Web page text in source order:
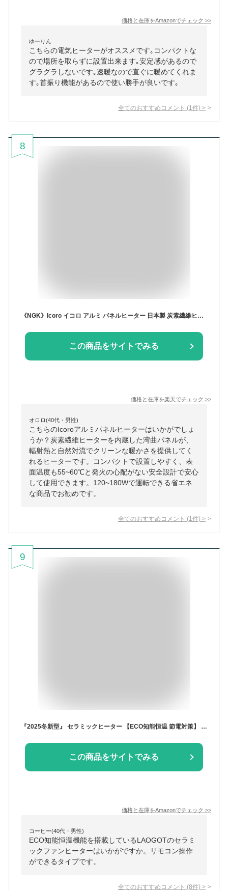
価格と在庫をAmazonでチェック >>
ゆーりん
こちらの電気ヒーターがオススメです｡コンパクトな
ので場所を取らずに設置出来ます｡安定感があるので
グラグラしないです｡速暖なので直ぐに暖めてくれま
す｡首振り機能があるので使い勝手が良いです｡
全てのおすすめコメント (1 件) >
8
《NGK》Icoro イコロ アルミ パネルヒーター 日本製 炭素繊維ヒーター 電気ヒーター 足元ヒーター デスクヒーター ヒーター 暖房器具 省エネ 節電 足元暖房 キッチン トイレ 脱衣所 洗面所 オフィス 足元 ホワイト ブラウン i-500
この商品をサイトでみる
価格と在庫を楽天でチェック >>
オロロ(40代・男性)
こちらのIcoroアルミパネルヒーターはいかがでしょ
うか？炭素繊維ヒーターを内蔵した湾曲パネルが、
輻射熱と自然対流でクリーンな暖かさを提供してく
れるヒーターです。コンパクトで設置しやすく、表
面温度も55~60℃と発火の心配がない安全設計で安心
して使用できます。120~180Wで運転できる省エネ
な商品でお勧めです。
全てのおすすめコメント (1 件) >
9
『2025冬新型』 セラミックヒーター 【ECO知能恒温 節電対策】 セラミックファンヒーター 暖房器具 省エネ 電気 首振り 3段階温度調整 800W/1200W 切り忘れ防止 二重過熱保護 転倒OFF タイマー機能 リモコン付き 大風量 速暖 電気ストーブ 電気ヒーター 足元 スリム タワー 脱衣所 寝室 トイレ 日本語取扱説明書 8畳 S720 ホワイト
この商品をサイトでみる
価格と在庫をAmazonでチェック >>
コーヒー(40代・男性)
ECO知能恒温機能を搭載しているLAOGOTのセラミ
ックファンヒーターはいかがですか。リモコン操作
ができるタイプです。
全てのおすすめコメント (8件) >